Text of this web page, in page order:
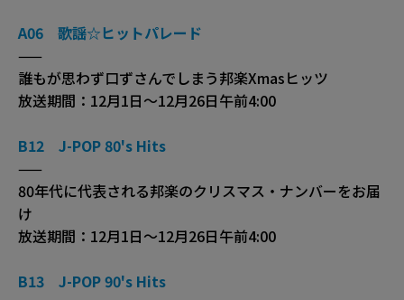
A06 歌謡☆ヒットパレード
——
誰もが思わず口ずさんでしまう邦楽Xmasヒッツ
放送期間：12月1日〜12月26日午前4:00
B12 J-POP 80's Hits
——
80年代に代表される邦楽のクリスマス・ナンバーをお届
け
放送期間：12月1日〜12月26日午前4:00
B13 J-POP 90's Hits